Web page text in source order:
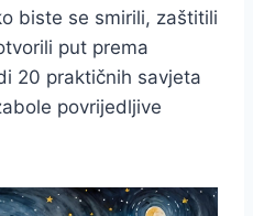
biste se smirili, zaštitili
put prema
20 praktičnih savjeta
povrijedljive